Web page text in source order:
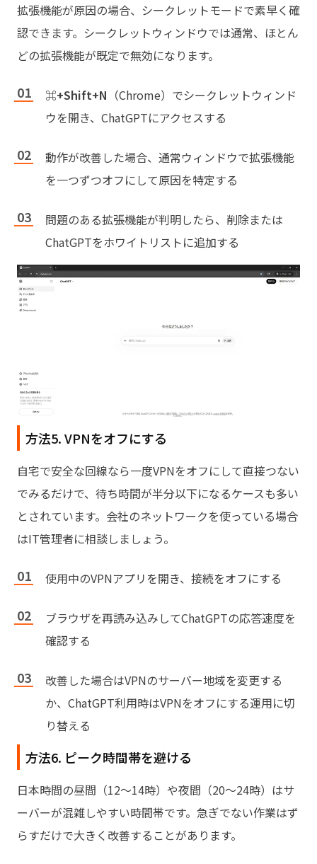
拡張機能が原因の場合、シークレットモードで素早く確
認できます。シークレットウィンドウでは通常、ほとん
どの拡張機能が既定で無効になります。
⌘+Shift+N （Chrome）でシークレットウィンド
ウを開き、ChatGPTにアクセスする
動作が改善した場合、通常ウィンドウで拡張機能
を一つずつオフにして原因を特定する
問題のある拡張機能が判明したら、削除または
ChatGPTをホワイトリストに追加する
方法5. VPNをオフにする
自宅で安全な回線なら一度VPNをオフにして直接つない
でみるだけで、待ち時間が半分以下になるケースも多い
とされています。会社のネットワークを使っている場合
はIT管理者に相談しましょう。
使用中のVPNアプリを開き、接続をオフにする
ブラウザを再読み込みしてChatGPTの応答速度を
確認する
改善した場合はVPNのサーバー地域を変更する
か、ChatGPT利用時はVPNをオフにする運用に切
り替える
方法6. ピーク時間帯を避ける
日本時間の昼間（12〜14時）や夜間（20〜24時）はサ
ーバーが混雑しやすい時間帯です。急ぎでない作業はず
らすだけで大きく改善することがあります。